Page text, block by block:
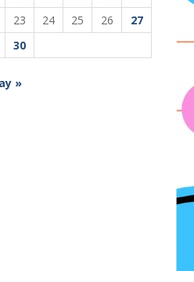
23 24 25 26
27
30
»